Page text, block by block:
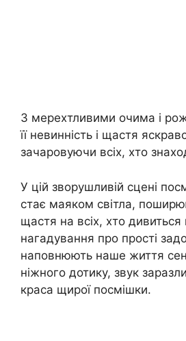
З мерехтливими очима і
її невинність і щастя
зачаровуючи всіх, хто
У цій зворушливій сцені
стає маяком світла,
щастя на всіх, хто дивиться
нагадування про прості
наповнюють наше життя
ніжного дотику, звук
краса щирої посмішки.